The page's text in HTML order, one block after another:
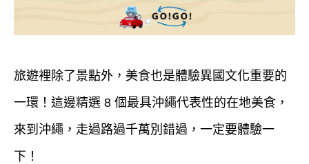
旅遊裡除了景點外，美食也是體驗異國文化重要的
一環！這邊精選 8 個最具沖繩代表性的在地美食，
來到沖繩，走過路過千萬別錯過，一定要體驗一
下！